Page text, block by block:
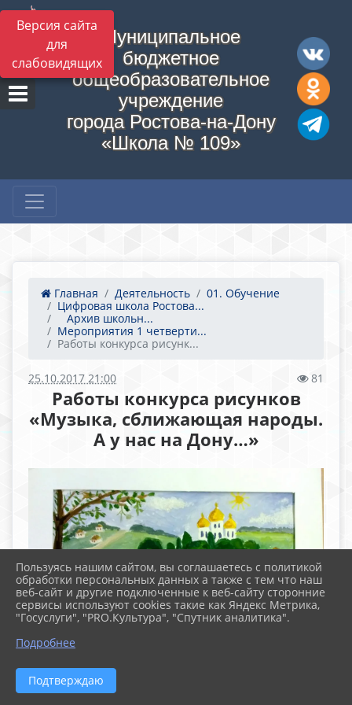
Версия сайта
для
слабовидящих
Муниципальное
бюджетное
общеобразовательное
учреждение
города Ростова-на-Дону
«Школа № 109»
Главная Деятельность
01. Обучение
Цифровая школа Ростова...
​​​​​​​Архив школьн...
Мероприятия 1 четверти...
Работы конкурса рисунк...
25.10.2017 21:00 81
Работы конкурса рисунков
«Музыка, сближающая народы.
А у нас на Дону…»
Пользуясь нашим сайтом, вы соглашаетесь с политикой
обработки персональных данных а также с тем что наш
веб-сайт и другие подключенные к веб-сайту сторонние
сервисы используют cookies такие как Яндекс Метрика,
"Госуслуги", "PRO.Культура", "Спутник аналитика".
Подробнее
Подтверждаю